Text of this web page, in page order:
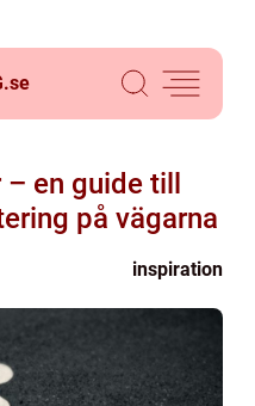
se
en guide till
på vägarna
inspiration